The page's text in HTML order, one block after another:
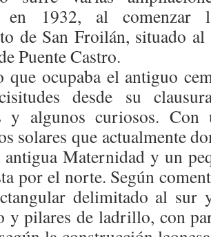
en 1932, al comenzar
de San Froilán, situado
Puente Castro.
que ocupaba el antiguo
desde su
y algunos curiosos. Con
solares que actualmente
antigua Maternidad y un
por el norte. Según
delimitado al sur
y pilares de ladrillo, con